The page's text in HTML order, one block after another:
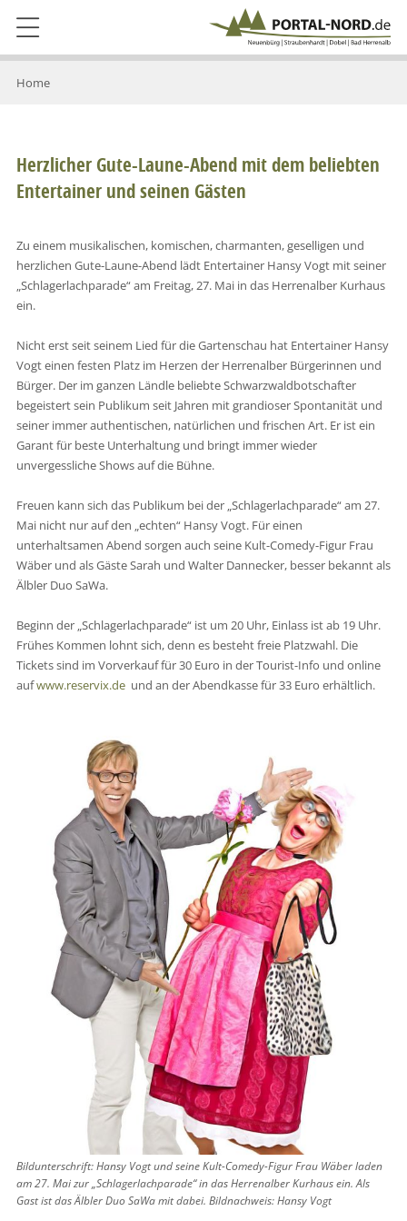
Home
Herzlicher Gute-Laune-Abend mit dem beliebten
Entertainer und seinen Gästen
Zu einem musikalischen, komischen, charmanten, geselligen und
herzlichen Gute-Laune-Abend lädt Entertainer Hansy Vogt mit seiner
„Schlagerlachparade“ am Freitag, 27. Mai in das Herrenalber Kurhaus
ein.
Nicht erst seit seinem Lied für die Gartenschau hat Entertainer Hansy
Vogt einen festen Platz im Herzen der Herrenalber Bürgerinnen und
Bürger. Der im ganzen Ländle beliebte Schwarzwaldbotschafter
begeistert sein Publikum seit Jahren mit grandioser Spontanität und
seiner immer authentischen, natürlichen und frischen Art. Er ist ein
Garant für beste Unterhaltung und bringt immer wieder
unvergessliche Shows auf die Bühne.
Freuen kann sich das Publikum bei der „Schlagerlachparade“ am 27.
Mai nicht nur auf den „echten“ Hansy Vogt. Für einen
unterhaltsamen Abend sorgen auch seine Kult-Comedy-Figur Frau
Wäber und als Gäste Sarah und Walter Dannecker, besser bekannt als
Älbler Duo SaWa.
Beginn der „Schlagerlachparade“ ist um 20 Uhr, Einlass ist ab 19 Uhr.
Frühes Kommen lohnt sich, denn es besteht freie Platzwahl. Die
Tickets sind im Vorverkauf für 30 Euro in der Tourist-Info und online
aufwww.reservix.deund an der Abendkasse für 33 Euro erhältlich.
Bildunterschrift: Hansy Vogt und seine Kult-Comedy-Figur Frau Wäber laden
am 27. Mai zur „Schlagerlachparade“ in das Herrenalber Kurhaus ein. Als
Gast ist das Älbler Duo SaWa mit dabei. Bildnachweis: Hansy Vogt